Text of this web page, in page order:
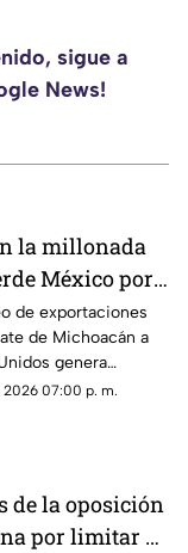
sigue a
News!
la millonada
México por
de Estados
aguacate de
de exportaciones
de Michoacán a
genera
2026 07:00 p. m.
de la oposición
por limitar el